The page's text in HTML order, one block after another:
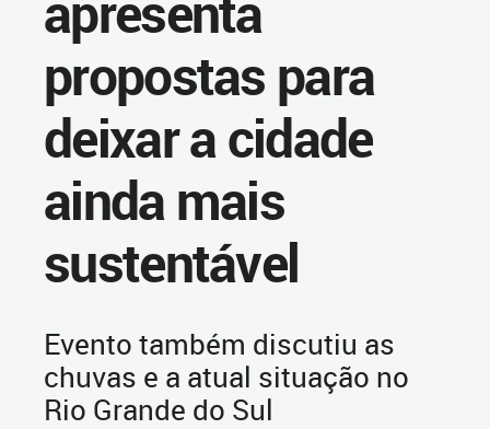
propostas para
deixar a cidade
ainda mais
sustentável
Evento também discutiu as
chuvas e a atual situação no
Rio Grande do Sul